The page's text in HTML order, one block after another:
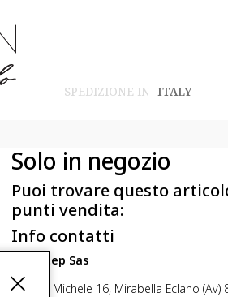
SPEDIZIONE IN ITALY
Solo in negozio
Puoi trovare questo
punti vendita:
Info contatti
First step Sas
Via San Michele 16, Mirabella Eclano (Av)